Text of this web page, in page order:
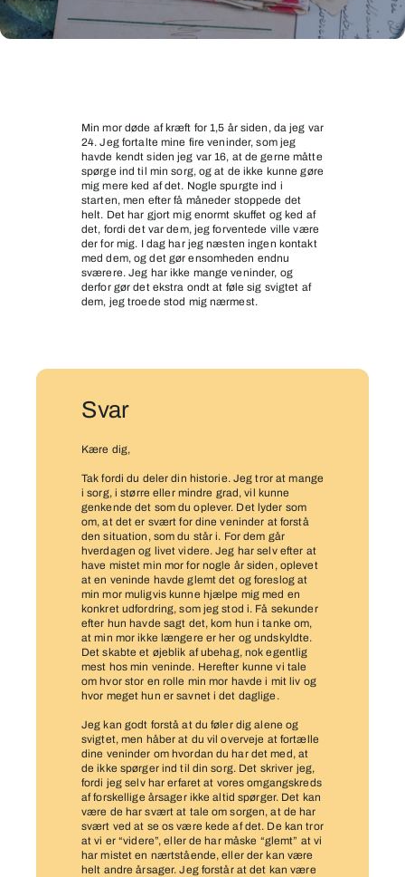
Min mor døde af kræft for 1,5 år siden, da jeg var
24. Jeg fortalte mine fire veninder, som jeg
havde kendt siden jeg var 16, at de gerne måtte
spørge ind til min sorg, og at de ikke kunne gøre
mig mere ked af det. Nogle spurgte ind i
starten, men efter få måneder stoppede det
helt. Det har gjort mig enormt skuffet og ked af
det, fordi det var dem, jeg forventede ville være
der for mig. I dag har jeg næsten ingen kontakt
med dem, og det gør ensomheden endnu
sværere. Jeg har ikke mange veninder, og
derfor gør det ekstra ondt at føle sig svigtet af
dem, jeg troede stod mig nærmest.
Svar
Kære dig,
Tak fordi du deler din historie. Jeg tror at mange
i sorg, i større eller mindre grad, vil kunne
genkende det som du oplever. Det lyder som
om, at det er svært for dine veninder at forstå
den situation, som du står i. For dem går
hverdagen og livet videre. Jeg har selv efter at
have mistet min mor for nogle år siden, oplevet
at en veninde havde glemt det og foreslog at
min mor muligvis kunne hjælpe mig med en
konkret udfordring, som jeg stod i. Få sekunder
efter hun havde sagt det, kom hun i tanke om,
at min mor ikke længere er her og undskyldte.
Det skabte et øjeblik af ubehag, nok egentlig
mest hos min veninde. Herefter kunne vi tale
om hvor stor en rolle min mor havde i mit liv og
hvor meget hun er savnet i det daglige.
Jeg kan godt forstå at du føler dig alene og
svigtet, men håber at du vil overveje at fortælle
dine veninder om hvordan du har det med, at
de ikke spørger ind til din sorg. Det skriver jeg,
fordi jeg selv har erfaret at vores omgangskreds
af forskellige årsager ikke altid spørger. Det kan
være de har svært at tale om sorgen, at de har
svært ved at se os være kede af det. De kan tror
at vi er “videre”, eller de har måske “glemt” at vi
har mistet en nærtstående, eller der kan være
helt andre årsager. Jeg forstår at det kan være